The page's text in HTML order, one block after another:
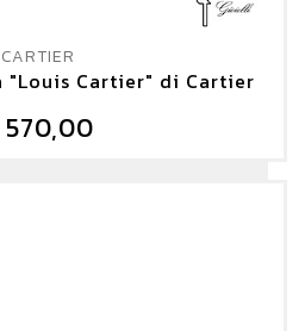
CARTIER
"Louis Cartier" di Cartier